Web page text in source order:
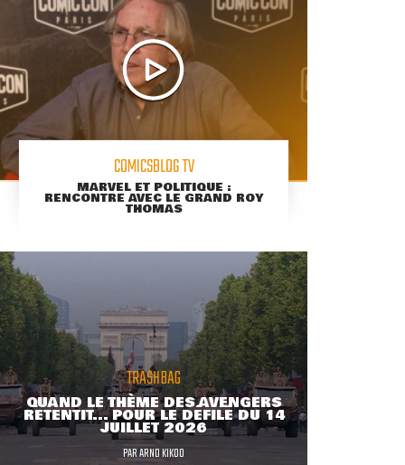
COMICSBLOG TV
MARVEL ET POLITIQUE :
RENCONTRE AVEC LE GRAND ROY
THOMAS
TRASHBAG
QUAND LE THÈME DES AVENGERS
RETENTIT... POUR LE DÉFILÉ DU 14
JUILLET 2026
PARARNO KIKOO